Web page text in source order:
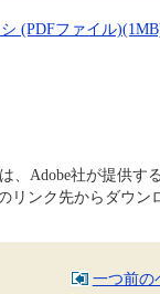
(PDFファイル
Adobe社が提供する
リンク先からダウン
一つ前の